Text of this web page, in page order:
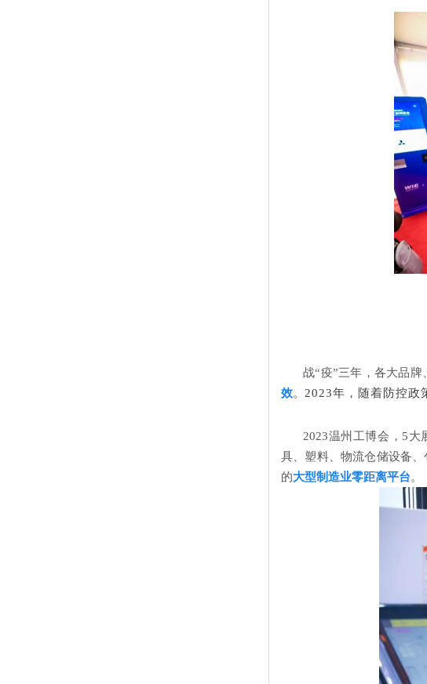
战“疫”三年，各大品
效。 2023年， 随着防控政
2023温州工博会，5大
具、塑料、物流仓储设备
的大型制造业零距离平台。